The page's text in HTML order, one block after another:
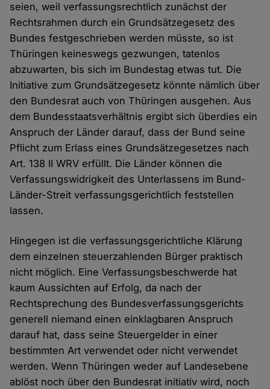
seien, weil verfassungsrechtlich zunächst der
Rechtsrahmen durch ein Grundsätzegesetz des
Bundes festgeschrieben werden müsste, so ist
Thüringen keineswegs gezwungen, tatenlos
abzuwarten, bis sich im Bundestag etwas tut. Die
Initiative zum Grundsätzegesetz könnte nämlich über
den Bundesrat auch von Thüringen ausgehen. Aus
dem Bundesstaatsverhältnis ergibt sich überdies ein
Anspruch der Länder darauf, dass der Bund seine
Pflicht zum Erlass eines Grundsätzegesetzes nach
Art. 138 II WRV erfüllt. Die Länder können die
Verfassungswidrigkeit des Unterlassens im Bund-
Länder-Streit verfassungsgerichtlich feststellen
lassen.
Hingegen ist die verfassungsgerichtliche Klärung
dem einzelnen steuerzahlenden Bürger praktisch
nicht möglich. Eine Verfassungsbeschwerde hat
kaum Aussichten auf Erfolg, da nach der
Rechtsprechung des Bundesverfassungsgerichts
generell niemand einen einklagbaren Anspruch
darauf hat, dass seine Steuergelder in einer
bestimmten Art verwendet oder nicht verwendet
werden. Wenn Thüringen weder auf Landesebene
ablöst noch über den Bundesrat initiativ wird, noch